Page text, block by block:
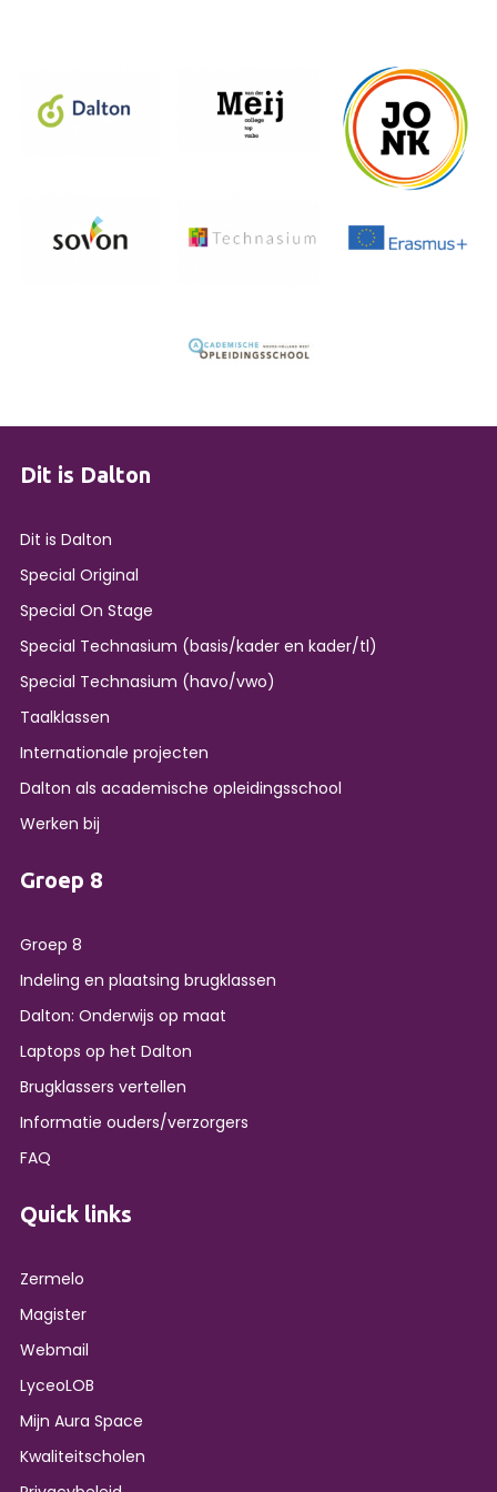
Dit is Dalton
Dit is Dalton
Special Original
Special On Stage
Special Technasium (basis/kader en kader/tl)
Special Technasium (havo/vwo)
Taalklassen
Internationale projecten
Dalton als academische opleidingsschool
Werken bij
Groep 8
Groep 8
Indeling en plaatsing brugklassen
Dalton: Onderwijs op maat
Laptops op het Dalton
Brugklassers vertellen
Informatie ouders/verzorgers
FAQ
Quick links
Zermelo
Magister
Webmail
LyceoLOB
Mijn Aura Space
Kwaliteitscholen